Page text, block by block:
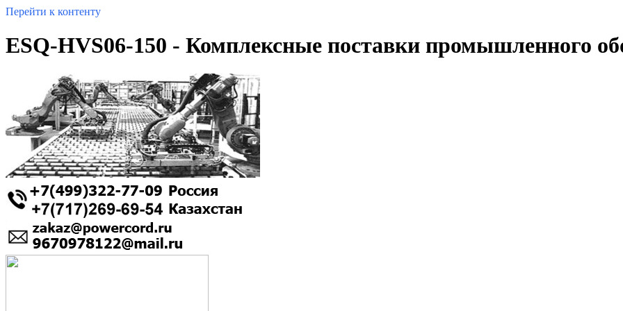
Перейти к контенту
ESQ-HVS06-150 - Комплексные поставки промышленного